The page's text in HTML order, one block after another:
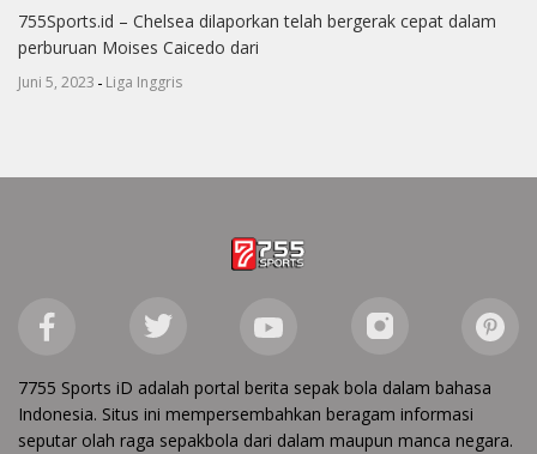
755Sports.id – Chelsea dilaporkan telah bergerak cepat dalam
perburuan Moises Caicedo dari
Juni 5, 2023 - Liga Inggris
7755 Sports iD adalah portal berita sepak bola dalam bahasa
Indonesia. Situs ini mempersembahkan beragam informasi
seputar olah raga sepakbola dari dalam maupun manca negara.